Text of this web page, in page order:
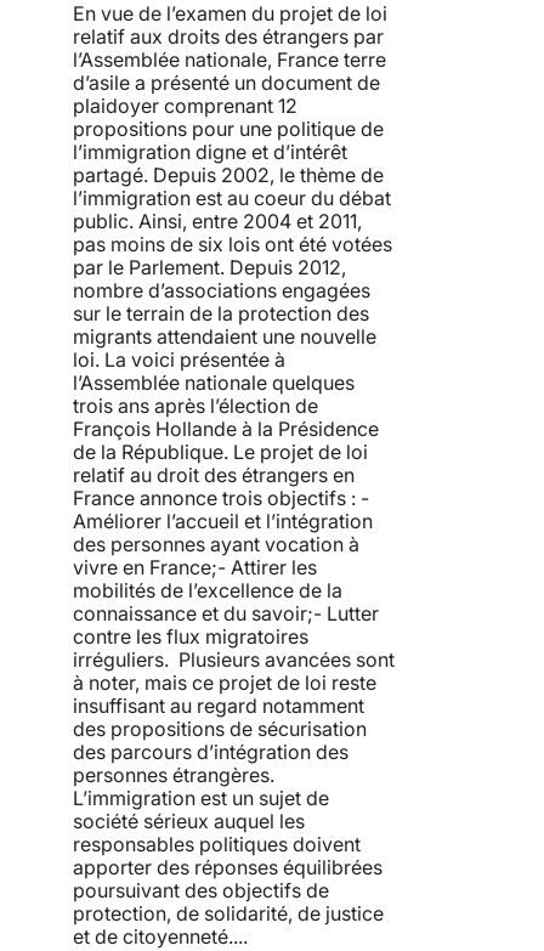
En vue de l’examen du projet de loi
relatif aux droits des étrangers par
l’Assemblée nationale, France terre
d’asile a présenté un document de
plaidoyer comprenant 12
propositions pour une politique de
l’immigration digne et d’intérêt
partagé. Depuis 2002, le thème de
l’immigration est au coeur du débat
public. Ainsi, entre 2004 et 2011,
pas moins de six lois ont été votées
par le Parlement. Depuis 2012,
nombre d’associations engagées
sur le terrain de la protection des
migrants attendaient une nouvelle
loi. La voici présentée à
l’Assemblée nationale quelques
trois ans après l’élection de
François Hollande à la Présidence
de la République. Le projet de loi
relatif au droit des étrangers en
France annonce trois objectifs : -
Améliorer l’accueil et l’intégration
des personnes ayant vocation à
vivre en France;- Attirer les
mobilités de l’excellence de la
connaissance et du savoir;- Lutter
contre les flux migratoires
irréguliers. Plusieurs avancées sont
à noter, mais ce projet de loi reste
insuffisant au regard notamment
des propositions de sécurisation
des parcours d’intégration des
personnes étrangères.
L’immigration est un sujet de
société sérieux auquel les
responsables politiques doivent
apporter des réponses équilibrées
poursuivant des objectifs de
protection, de solidarité, de justice
et de citoyenneté....